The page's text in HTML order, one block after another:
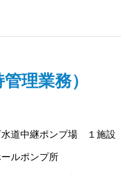
理業務）
水道中継ポンプ場 １施設
ールポンプ所